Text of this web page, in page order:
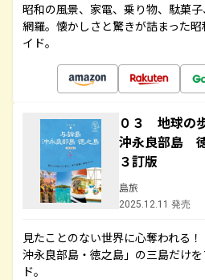
昭和の風景、家電、乗り物、駄菓
網羅。懐かしさと驚きが詰まった
イド。
０３ 地球
沖永良部島
３訂版
島旅
2025.12.11 発売
見たことのない世界に心奪われる
沖永良部島・徳之島」の三島だけ
ド。